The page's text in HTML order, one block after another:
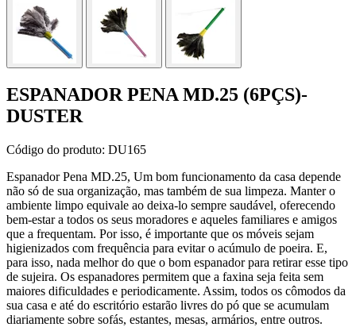
ESPANADOR PENA MD.25 (6PÇS)-
DUSTER
Código do produto: DU165
Espanador Pena MD.25, Um bom funcionamento da casa depende
não só de sua organização, mas também de sua limpeza. Manter o
ambiente limpo equivale ao deixa-lo sempre saudável, oferecendo
bem-estar a todos os seus moradores e aqueles familiares e amigos
que a frequentam. Por isso, é importante que os móveis sejam
higienizados com frequência para evitar o acúmulo de poeira. E,
para isso, nada melhor do que o bom espanador para retirar esse tipo
de sujeira. Os espanadores permitem que a faxina seja feita sem
maiores dificuldades e periodicamente. Assim, todos os cômodos da
sua casa e até do escritório estarão livres do pó que se acumulam
diariamente sobre sofás, estantes, mesas, armários, entre outros.